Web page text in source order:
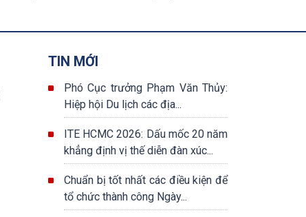
TIN MỚI
Phó Cục trưởng Phạm Văn Thủy:
Hiệp hội Du lịch các địa...
ITE HCMC 2026: Dấu mốc 20 năm
khẳng định vị thế diễn đàn xúc...
Chuẩn bị tốt nhất các điều kiện để
tổ chức thành công Ngày...